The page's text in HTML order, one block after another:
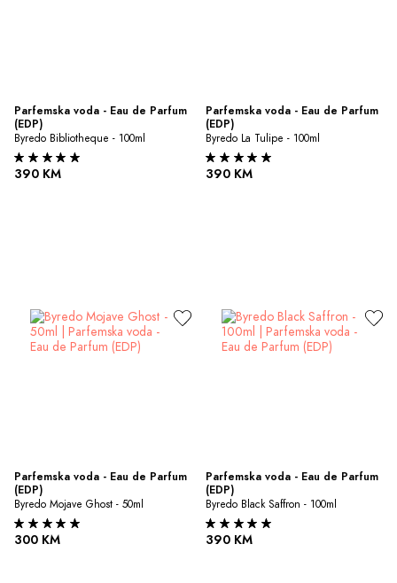
Parfemska voda - Eau de Parfum
(EDP)
Byredo Bibliotheque - 100ml
390 KM
Parfemska voda - Eau de Parfum
(EDP)
Byredo La Tulipe - 100ml
390 KM
Parfemska voda - Eau de Parfum
(EDP)
Byredo Mojave Ghost - 50ml
300 KM
Parfemska voda - Eau de Parfum
(EDP)
Byredo Black Saffron - 100ml
390 KM